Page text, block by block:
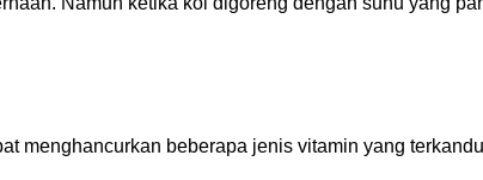
menghancurkan beberapa jenis vitamin yang